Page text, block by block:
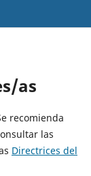
as
recomienda
las
Directrices del